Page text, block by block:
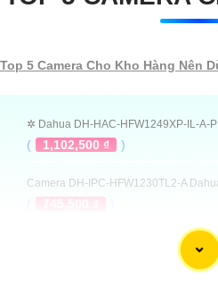
Top 5 Camera Cho Kho Hàng Nên
✲ Dahua DH-HAC-HFW1249XP-IL-A-
( 1,102,500 ₫ )
Camera DH-IPC-HFW1230TL2-A
745,500 ₫
Camera Dahua DH-IPC-HFW1239MP-